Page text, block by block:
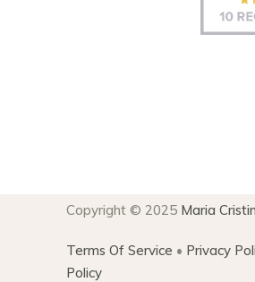
Copyright © 2025 Maria
Terms Of Service • Privacy
Policy